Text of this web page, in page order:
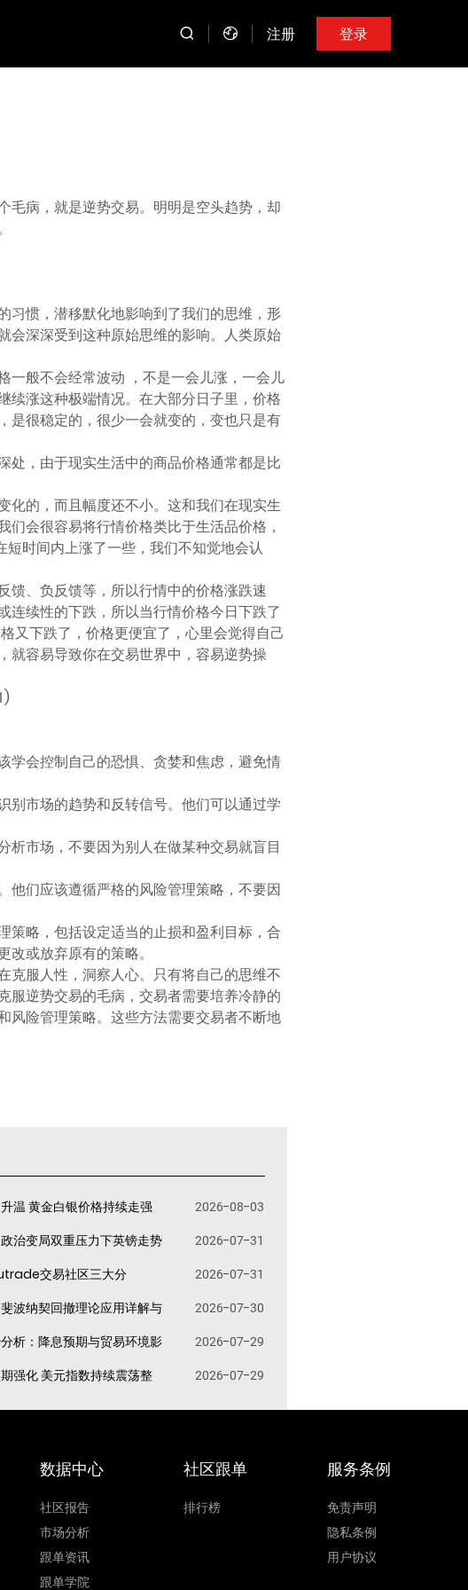
注册 登录
毛病，就是逆势交易。明明是空头趋势，却
习惯，潜移默化地影响到了我们的思维，形
会深深受到这种原始思维的影响。人类原始
一般不会经常波动 ，不是一会儿涨，一会儿
续涨这种极端情况。在大部分日子里，价格
是很稳定的，很少一会就变的，变也只是有
处，由于现实生活中的商品价格通常都是比
化的，而且幅度还不小。这和我们在现实生
会很容易将行情价格类比于生活品价格，
时间内上涨了一些，我们不知觉地会认
馈、负反馈等，所以行情中的价格涨跌速
连续性的下跌，所以当行情价格今日下跌了
又下跌了，价格更便宜了，心里会觉得自己
就容易导致你在交易世界中，容易逆势操
学会控制自己的恐惧、贪婪和焦虑，避免情
别市场的趋势和反转信号。他们可以通过学
析市场，不要因为别人在做某种交易就盲目
他们应该遵循严格的风险管理策略，不要因
策略，包括设定适当的止损和盈利目标，合
或放弃原有的策略。
克服人性，洞察人心。只有将自己的思维不
服逆势交易的毛病，交易者需要培养冷静的
风险管理策略。这些方法需要交易者不断地
温 黄金白银价格持续走强
2026-08-03
治变局双重压力下英镑走势
2026-07-31
交易社区三大分
2026-07-31
波纳契回撤理论应用详解与
2026-07-30
析：降息预期与贸易环境影
2026-07-29
强化 美元指数持续震荡整 2026-07-29
数据中心
社区报告
市场分析
跟单资讯
跟单学院
社区跟单
排行榜
服务条例
免责声明
隐私条例
用户协议